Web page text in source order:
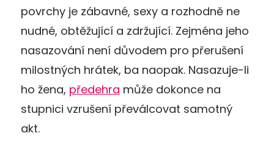
povrchy je zábavné, sexy a rozhodně ne
nudné, obtěžující a zdržující. Zejména jeho
nasazování není důvodem pro přerušení
milostných hrátek, ba naopak. Nasazuje-li
ho žena, předehra může dokonce na
stupnici vzrušení převálcovat samotný
akt.